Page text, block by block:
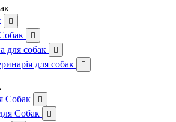


для собак 
для собак 
Собак

Собак 